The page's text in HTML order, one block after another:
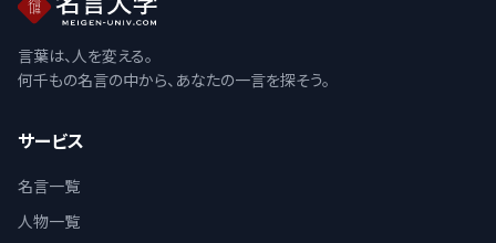
言葉は、人を変える。
何千もの名言の中から、あなたの一言を探そう。
サービス
名言一覧
人物一覧